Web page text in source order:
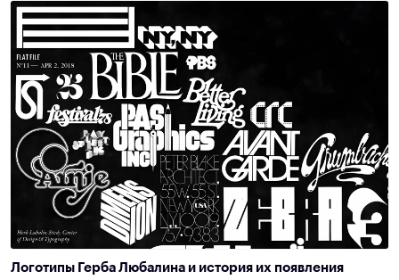
Логотипы Герба Любалина и история их появления